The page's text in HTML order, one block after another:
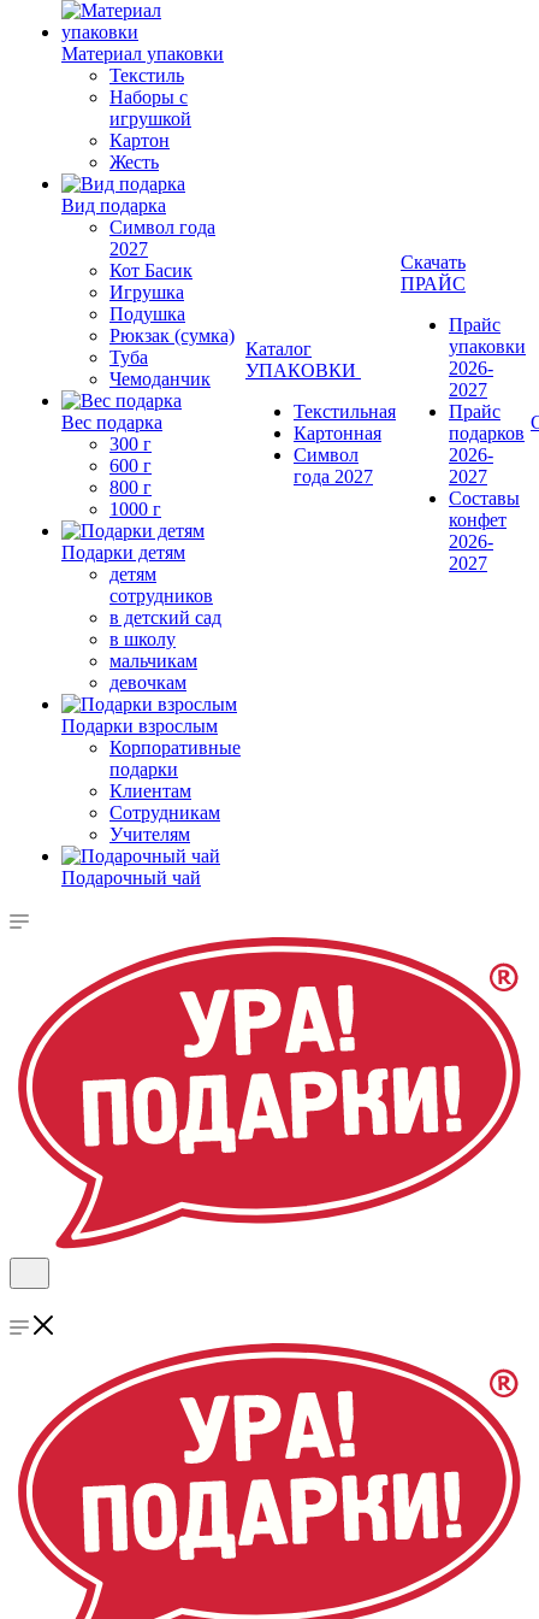
Материал упаковки
Текстиль
Наборы с
игрушкой
Картон
Жесть
Вид подарка
Символ года
2027
Кот Басик
Игрушка
Подушка
Рюкзак (сумка)
Туба
Чемоданчик
Вес подарка
300 г
600 г
800 г
1000 г
Подарки детям
детям
сотрудников
в детский сад
в школу
мальчикам
девочкам
Подарки взрослым
Корпоративные
подарки
Клиентам
Сотрудникам
Учителям
Подарочный чай
Каталог
УПАКОВКИ
Текстильная
Картонная
Символ
года 2027
Скачать
ПРАЙС
Прайс
упаковки
2026-
2027
Прайс
подарков
2026-
2027
Составы
конфет
2026-
2027